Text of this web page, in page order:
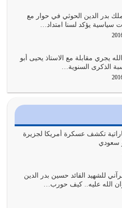
ولاءً وطاعة للشيطان كلما كانوا
سبيله بالحياة الأبدية والرزق
في…
لمعرفة رسول الله معرفة سيرته
نفسك هنا اترك القرآن على أصله
لديك على…
معناه أن تكون نقاط الضعف
إذا…
بدر الدين الحوثي في حوار مع
سياسية يؤكد لسنا امتداد…
يجري مقابلة مع الاستاذ يحيى أبو
الذكرى السنوية…
تكشف عسكرة أمريكا لجزيرة
سعودي
للشهيد القائد حسين بدر الدين
الله عليه.. كيف حورب…